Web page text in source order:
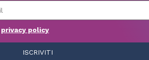
privacy policy